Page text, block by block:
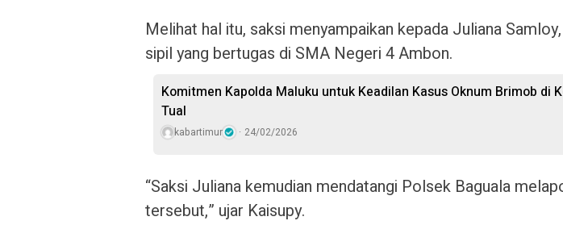
Melihat hal itu, saksi menyampaikan kepada Juliana
sipil yang bertugas di SMA Negeri 4 Ambon.
Komitmen Kapolda Maluku untuk Keadilan Kasus Oknum Brimob di
Tual
kabartimur 24/02/2026
“Saksi Juliana kemudian mendatangi Polsek Baguala
tersebut,” ujar Kaisupy.